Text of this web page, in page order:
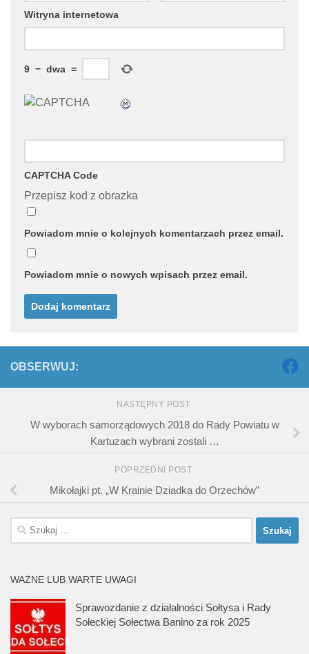
Witryna internetowa
9 − dwa =
CAPTCHA Code
Przepisz kod z obrazka
Powiadom mnie o kolejnych komentarzach przez email.
Powiadom mnie o nowych wpisach przez email.
OBSERWUJ:
NASTĘPNY POST
W wyborach samorządowych 2018 do Rady Powiatu w
Kartuzach wybrani zostali …
POPRZEDNI POST
Mikołajki pt. „W Krainie Dziadka do Orzechów”
Szukaj:
WAŻNE LUB WARTE UWAGI
Sprawozdanie z działalności Sołtysa i Rady
Sołeckiej Sołectwa Banino za rok 2025